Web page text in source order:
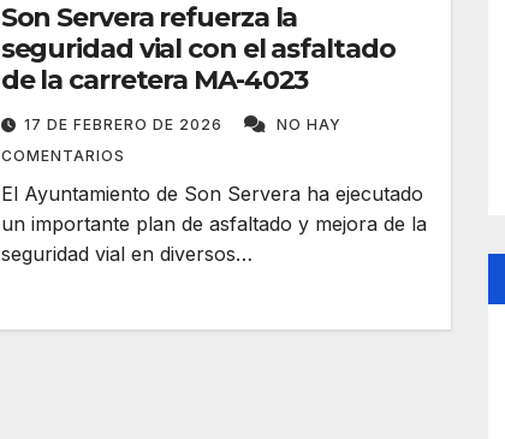
Son Servera refuerza la
seguridad vial con el asfaltado
de la carretera MA-4023
17 DE FEBRERO DE 2026
NO HAY
COMENTARIOS
El Ayuntamiento de Son Servera ha ejecutado
un importante plan de asfaltado y mejora de la
seguridad vial en diversos…